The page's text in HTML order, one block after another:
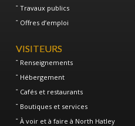
Travaux publics
Offres d’emploi
VISITEURS
Renseignements
Hébergement
Cafés et restaurants
Boutiques et services
À voir et à faire à North Hatley